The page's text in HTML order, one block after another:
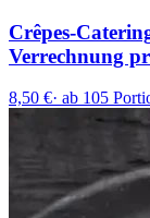
Crêpes-
Verrechnung
8,50 €· ab 105